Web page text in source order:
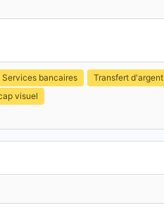
Services bancaires
Transfert
visuel